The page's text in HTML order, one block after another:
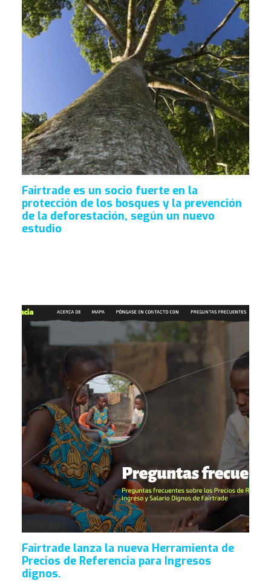
Fairtrade es un socio fuerte en la
protección de los bosques y la prevención
de la deforestación, según un nuevo
estudio
Fairtrade lanza la nueva Herramienta de
Precios de Referencia para Ingresos
dignos.